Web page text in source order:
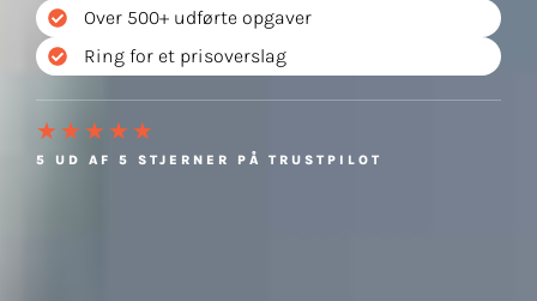
Over 500+ udførte opgaver
Ring for et prisoverslag
★★★★★
5 UD AF 5 STJERNER PÅ TRUSTPILOT